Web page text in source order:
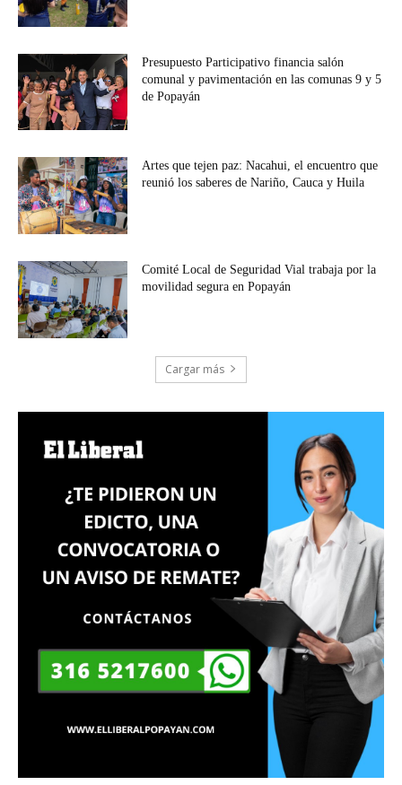
Presupuesto Participativo financia salón
comunal y pavimentación en las comunas 9 y 5
de Popayán
Artes que tejen paz: Nacahui, el encuentro que
reunió los saberes de Nariño, Cauca y Huila
Comité Local de Seguridad Vial trabaja por la
movilidad segura en Popayán
Cargar más